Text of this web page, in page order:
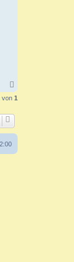
c
von 1